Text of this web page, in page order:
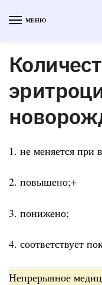
МЕНЮ
1. не меняется при
2. повышено;+
3. понижено;
4. соответствует
Непрерывное